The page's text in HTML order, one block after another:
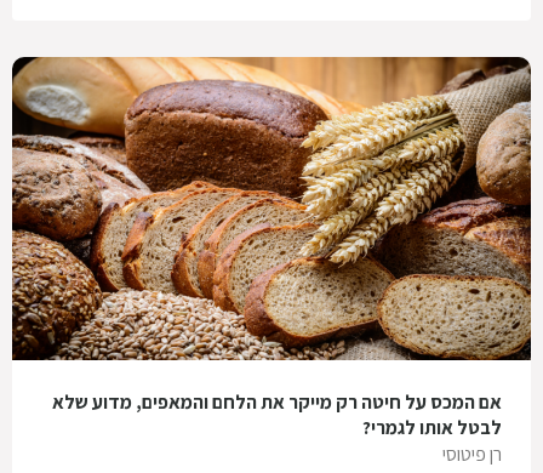
אם המכס על חיטה רק מייקר את הלחם והמאפים, מדוע שלא
לבטל אותו לגמרי?
רן פיטוסי